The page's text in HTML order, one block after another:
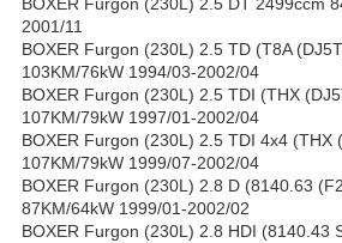
BOXER Furgon (230L) 2.5 DT 2499ccm
2001/11
BOXER Furgon (230L) 2.5 TD (T8A
103KM/76kW 1994/03-2002/04
BOXER Furgon (230L) 2.5 TDI (THX
107KM/79kW 1997/01-2002/04
BOXER Furgon (230L) 2.5 TDI 4x4 (THX
107KM/79kW 1999/07-2002/04
BOXER Furgon (230L) 2.8 D (8140.63
87KM/64kW 1999/01-2002/02
BOXER Furgon (230L) 2.8 HDI (8140.43